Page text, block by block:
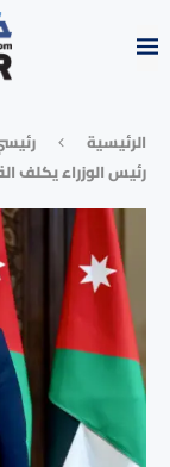
الرئيسية
رئيس الوزراء يكلف